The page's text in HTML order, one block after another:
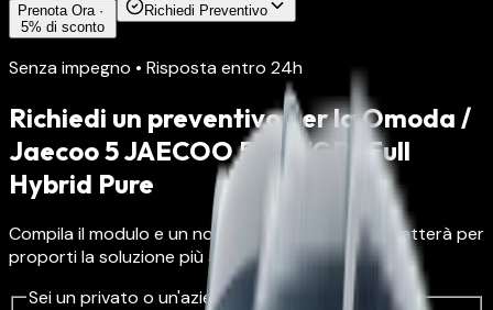
Prenota Ora ·
5% di sconto
Richiedi Preventivo
Senza impegno • Risposta entro 24h
Richiedi un preventivo per laOmoda /
Jaecoo 5 JAECOO 5 1.5 TGDI Full
Hybrid Pure
Compila il modulo e un nostro consulente ti contatterà per
proporti la soluzione più adatta.
Sei un privato o un'azienda? *